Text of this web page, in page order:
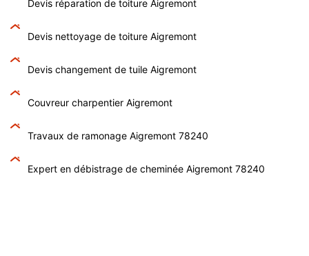
Devis réparation de toiture Aigremont
Devis nettoyage de toiture Aigremont
Devis changement de tuile Aigremont
Couvreur charpentier Aigremont
Travaux de ramonage Aigremont 78240
Expert en débistrage de cheminée Aigremont 78240